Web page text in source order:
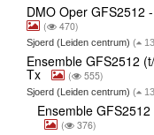
DMO Oper GFS2512
( 470)
Sjoerd (Leiden centrum) (
Ensemble GFS2512
Tx ( 555)
Sjoerd (Leiden centrum) (
Ensemble
( 376)